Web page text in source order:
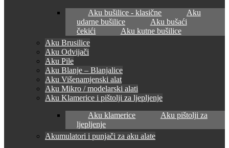
Aku bušilice - klasične
Aku
udarne bušilice
Aku bušaći
čekići
Aku kutne bušilice
Aku Brusilice
Aku Odvijači
Aku Pile
Aku Blanje – Blanjalice
Aku Višenamjenski alat
Aku Mikro / modelarski alati
Aku Klamerice i pištolji za ljepljenje
Aku klamerice
Aku pištolji za
ljepljenje
Akumulatori i punjači za aku alate